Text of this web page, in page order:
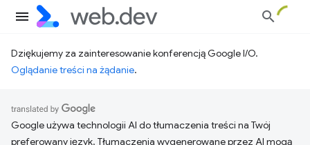
Dziękujemy za zainteresowanie konferencją Google I/O.
Oglądanie treści na żądanie.
Google używa technologii AI do tłumaczenia treści na Twój
preferowany język. Tłumaczenia wygenerowane przez AI mogą